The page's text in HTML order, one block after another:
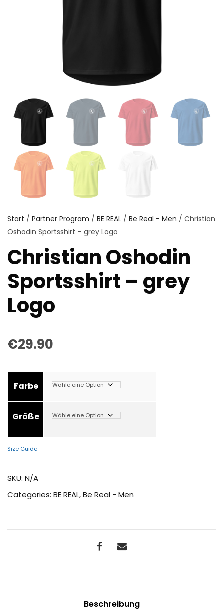
Start / Partner Program / BE REAL / Be Real - Men / Christian
Oshodin Sportsshirt – grey Logo
Christian Oshodin
Sportsshirt – grey
Logo
€29.90
Farbe
Größe
Size Guide
SKU: N/A
Categories: BE REAL,Be Real - Men
Beschreibung